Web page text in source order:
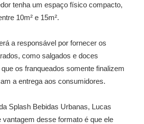
tenha um espaço físico compacto,
10m² e 15m².
a responsável por fornecer os
como salgados e doces
os franqueados somente finalizem
a entrega aos consumidores.
Splash Bebidas Urbanas, Lucas
vantagem desse formato é que ele